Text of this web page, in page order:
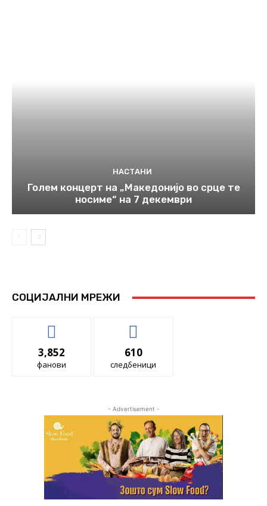
НАСТАНИ
Голем концерт на „Македонијо во срце те
носиме“ на 7 декември
СОЦИЈАЛНИ МРЕЖИ
3,852
фанови
610
следбеници
- Advertisement -